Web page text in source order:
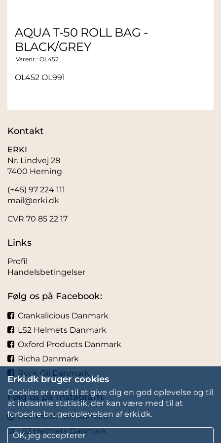
AQUA T-50 ROLL BAG -
BLACK/GREY
Varenr.: OL452
OL452 OL991
Kontakt
ERKI
Nr. Lindvej 28
7400 Herning
(+45) 97 224 111
mail@erki.dk
CVR 70 85 22 17
Links
Profil
Handelsbetingelser
Følg os på Facebook:
Crankalicious Danmark
LS2 Helmets Danmark
Oxford Products Danmark
Richa Danmark
Rock Oil Danmark
Følg os på Instagram:
Crankalicious Danmark
LS2 Helmets Danmark
Erki.dk bruger cookies
Cookies er med til at give dig en god oplevelse og til
at indsamle statistik, der kan være med til at
forbedre brugeroplevelsen af erki.dk.
OK, jeg accepterer